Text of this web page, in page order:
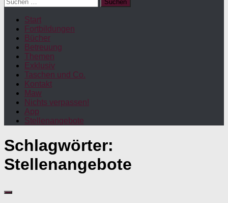
nach:
Start
Fortbildungen
Bücher
Betreuung
Themen
Exklusiv
Taschen und Co.
Kontakt
Maw
Nichts verpassen!
App
Stellenangebote
Schlagwörter:
Stellenangebote